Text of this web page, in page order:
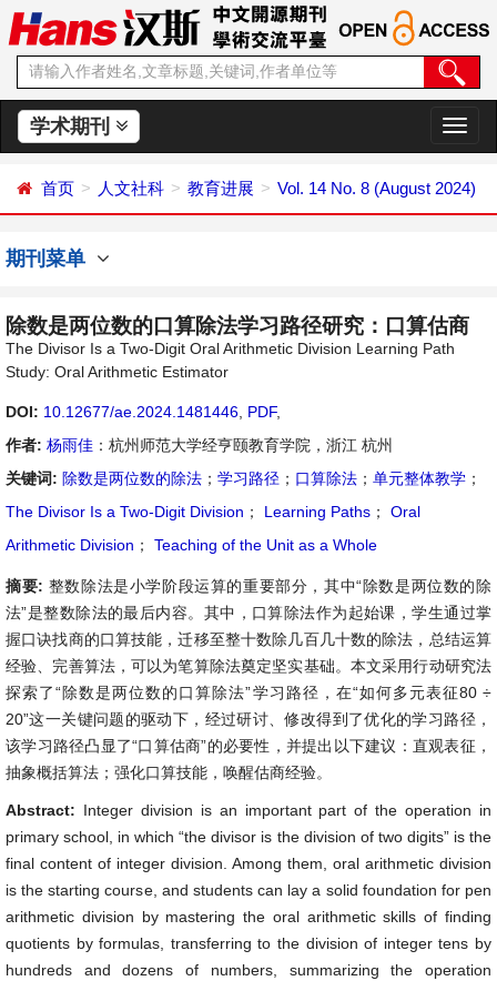
学术期刊
切
换
航
首页 人文社科 教育进展 Vol. 14 No. 8 (August 2024)
期刊菜单
除数是两位数的口算除法学习路径研究：口算估商
The Divisor Is a Two-Digit Oral Arithmetic Division Learning Path
Study: Oral Arithmetic Estimator
DOI: 10.12677/ae.2024.1481446 PDF,
作者: 杨雨佳 ：杭州师范大学经亨颐教育学院，浙江 杭州
关键词: 除数是两位数的除法 ； 学习路径 ； 口算除法 ； 单元整体教学 ；
The Divisor Is a Two-Digit Division ； Learning Paths ；
Oral
Arithmetic Division ； Teaching of the Unit as a Whole
摘要: 整数除法是小学阶段运算的重要部分，其中“除数是两位数的除
法”是整数除法的最后内容。其中，口算除法作为起始课，学生通过掌
握口诀找商的口算技能，迁移至整十数除几百几十数的除法，总结运算
经验、完善算法，可以为笔算除法奠定坚实基础。本文采用行动研究法
探索了“除数是两位数的口算除法”学习路径，在“如何多元表征80 ÷
20”这一关键问题的驱动下，经过研讨、修改得到了优化的学习路径，
该学习路径凸显了“口算估商”的必要性，并提出以下建议：直观表征，
抽象概括算法；强化口算技能，唤醒估商经验。
Abstract: Integer division is an important part of the operation in
primary school, in which “the divisor is the division of two digits” is the
final content of integer division. Among them, oral arithmetic division
is the starting course, and students can lay a solid foundation for pen
arithmetic division by mastering the oral arithmetic skills of finding
quotients by formulas, transferring to the division of integer tens by
hundreds and dozens of numbers, summarizing the operation